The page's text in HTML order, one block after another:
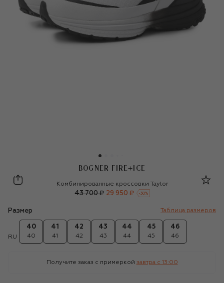
BOGNER FIRE+ICE
Bogner Fire+Ice
Комбинированные кроссовки Taylor
43 700 ₽ 29 950 ₽ -30%
Размер Таблица размеров
RU
40
40
41
41
42
42
43
43
44
44
45
45
46
46
Получите заказ с примеркой завтра c 13:00